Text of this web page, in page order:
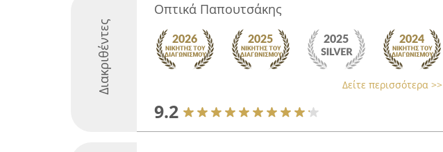
Διακριθέντες
Οπτικά Παπουτσάκης
Δείτε περισσότερα >>
9.2